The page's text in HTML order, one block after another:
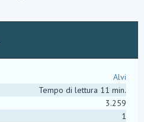
Alvi
Tempo di lettura 11 min.
3.259
1